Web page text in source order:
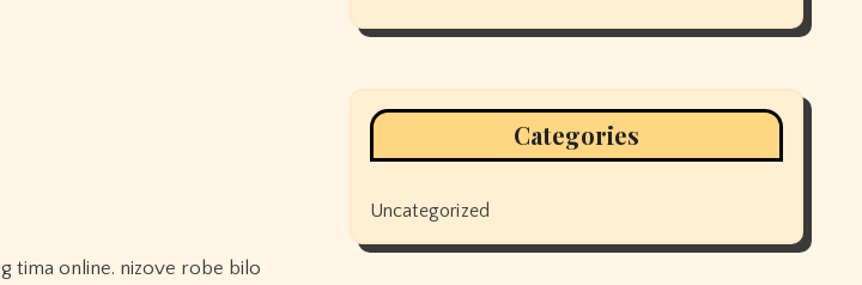
Categories
Uncategorized